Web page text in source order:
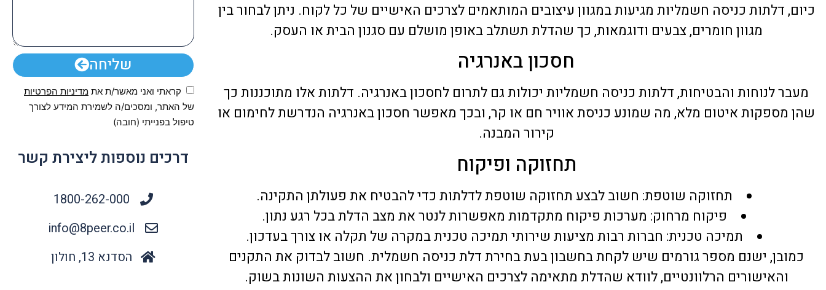
כיום, דלתות כניסה חשמליות מגיעות במגוון עיצובים המותאמים לצרכים האישיים של כל לקוח. ניתן לבחור בין
מגוון חומרים, צבעים ודוגמאות, כך שהדלת תשתלב באופן מושלם עם סגנון הבית או העסק.
חסכון באנרגיה
מעבר לנוחות והבטיחות, דלתות כניסה חשמליות יכולות גם לתרום לחסכון באנרגיה. דלתות אלו מתוכננות כך
שהן מספקות איטום מלא, מה שמונע כניסת אוויר חם או קר, ובכך מאפשר חסכון באנרגיה הנדרשת לחימום או
קירור המבנה.
תחזוקה ופיקוח
תחזוקה שוטפת: חשוב לבצע תחזוקה שוטפת לדלתות כדי להבטיח את פעולתן התקינה.
פיקוח מרחוק: מערכות פיקוח מתקדמות מאפשרות לנטר את מצב הדלת בכל רגע נתון.
תמיכה טכנית: חברות רבות מציעות שירותי תמיכה טכנית במקרה של תקלה או צורך בעדכון.
כמובן, ישנם מספר גורמים שיש לקחת בחשבון בעת בחירת דלת כניסה חשמלית. חשוב לבדוק את התקנים
והאישורים הרלוונטיים, לוודא שהדלת מתאימה לצרכים האישיים ולבחון את ההצעות השונות בשוק.
שליחה
קראתי ואני מאשר/ת את מדיניות הפרטיות
של האתר, ומסכים/ה לשמירת המידע לצורך
טיפול בפנייתי (חובה)
דרכים נוספות ליצירת קשר
1800-262-000
info@8peer.co.il
הסדנא 13, חולון